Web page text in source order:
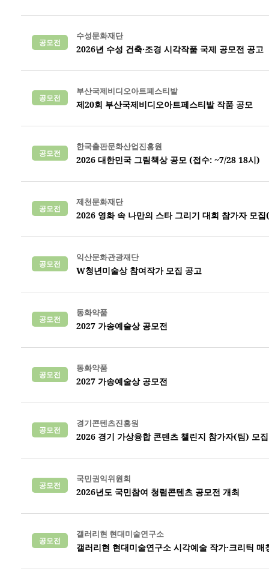
공모전
수성문화재단
2026년 수성 건축·조경 시각작품 국제 공모전 공고
공모전
부산국제비디오아트페스티발
제20회 부산국제비디오아트페스티발 작품 공모
공모전
한국출판문화산업진흥원
2026 대한민국 그림책상 공모 (접수: ~7/28 18시)
공모전
제천문화재단
2026 영화 속 나만의 스타 그리기 대회 참가자 모
공모전
익산문화관광재단
W청년미술상 참여작가 모집 공고
공모전
동화약품
2027 가송예술상 공모전
공모전
동화약품
2027 가송예술상 공모전
공모전
경기콘텐츠진흥원
2026 경기 가상융합 콘텐츠 챌린지 참가자(팀) 모
공모전
국민권익위원회
2026년도 국민참여 청렴콘텐츠 공모전 개최
공모전
갤러리현 현대미술연구소
갤러리현 현대미술연구소 시각예술 작가·크리틱 매